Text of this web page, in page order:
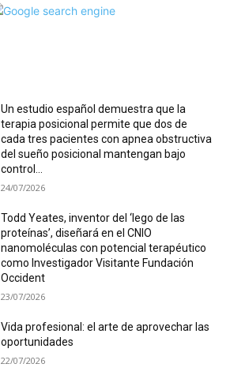
Un estudio español demuestra que la
terapia posicional permite que dos de
cada tres pacientes con apnea obstructiva
del sueño posicional mantengan bajo
control...
24/07/2026
Todd Yeates, inventor del ‘lego de las
proteínas’, diseñará en el CNIO
nanomoléculas con potencial terapéutico
como Investigador Visitante Fundación
Occident
23/07/2026
Vida profesional: el arte de aprovechar las
oportunidades
22/07/2026